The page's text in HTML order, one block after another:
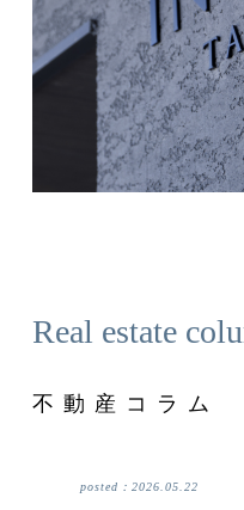
Real estate
不動産コラム
posted：2026.05.22